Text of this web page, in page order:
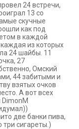
24 встречи,
13 со
скучные
как под
в каждой
из которых
24 шайбы. 11
27
Омский
44 забитыми и
взятых очков
А вот всех
две банки пива,
сигареты.)